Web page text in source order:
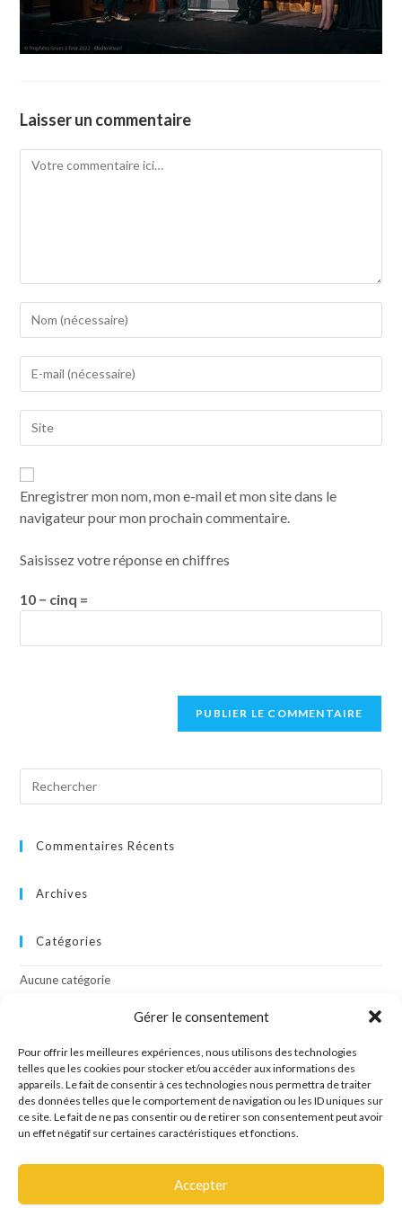
Gérer le consentement
Pour offrir les meilleures expériences, nous utilisons des technologies
telles que les cookies pour stocker et/ou accéder aux informations des
appareils. Le fait de consentir à ces technologies nous permettra de traiter
des données telles que le comportement de navigation ou les ID uniques sur
ce site. Le fait de ne pas consentir ou de retirer son consentement peut avoir
un effet négatif sur certaines caractéristiques et fonctions.
Accepter
Laisser un commentaire
Enregistrer mon nom, mon e-mail et mon site dans le
navigateur pour mon prochain commentaire.
Saisissez votre réponse en chiffres
10 − cinq =
Commentaires Récents
Archives
Catégories
Aucune catégorie
Connexion
Flux des publications
Flux des commentaires
Site de WordPress-FR